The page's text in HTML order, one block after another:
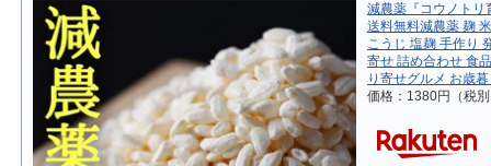
減農薬『コウノト
送料無料減農薬 麹
こうじ 塩麹 手作り
寄せ 詰め合わせ 食
り寄せグルメ お歳
価格：1380円（税